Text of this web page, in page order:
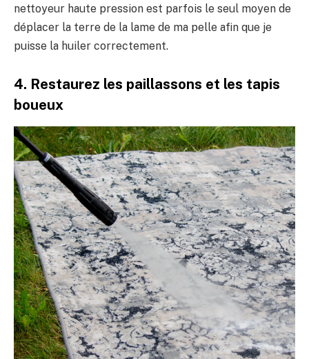
nettoyeur haute pression est parfois le seul moyen de
déplacer la terre de la lame de ma pelle afin que je
puisse la huiler correctement.
4. Restaurez les paillassons et les tapis
boueux